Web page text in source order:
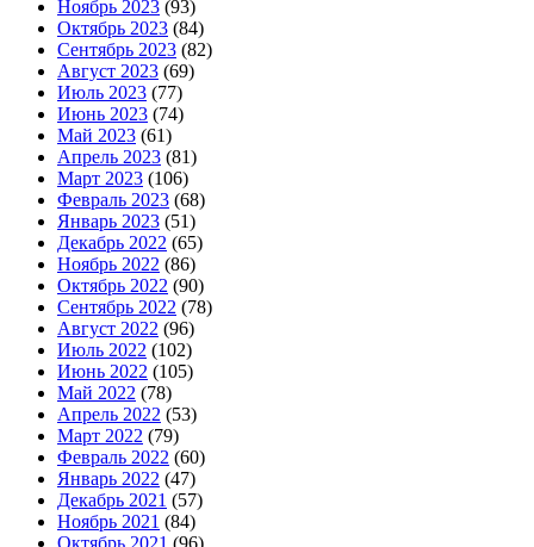
Ноябрь 2023 (93)
Октябрь 2023 (84)
Сентябрь 2023 (82)
Август 2023 (69)
Июль 2023 (77)
Июнь 2023 (74)
Май 2023 (61)
Апрель 2023 (81)
Март 2023 (106)
Февраль 2023 (68)
Январь 2023 (51)
Декабрь 2022 (65)
Ноябрь 2022 (86)
Октябрь 2022 (90)
Сентябрь 2022 (78)
Август 2022 (96)
Июль 2022 (102)
Июнь 2022 (105)
Май 2022 (78)
Апрель 2022 (53)
Март 2022 (79)
Февраль 2022 (60)
Январь 2022 (47)
Декабрь 2021 (57)
Ноябрь 2021 (84)